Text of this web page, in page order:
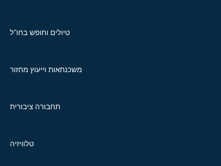
טיולים וחופש בחו"ל
משכנתאות וייעוץ מחזור
תחבורה ציבורית
טלוויזיה